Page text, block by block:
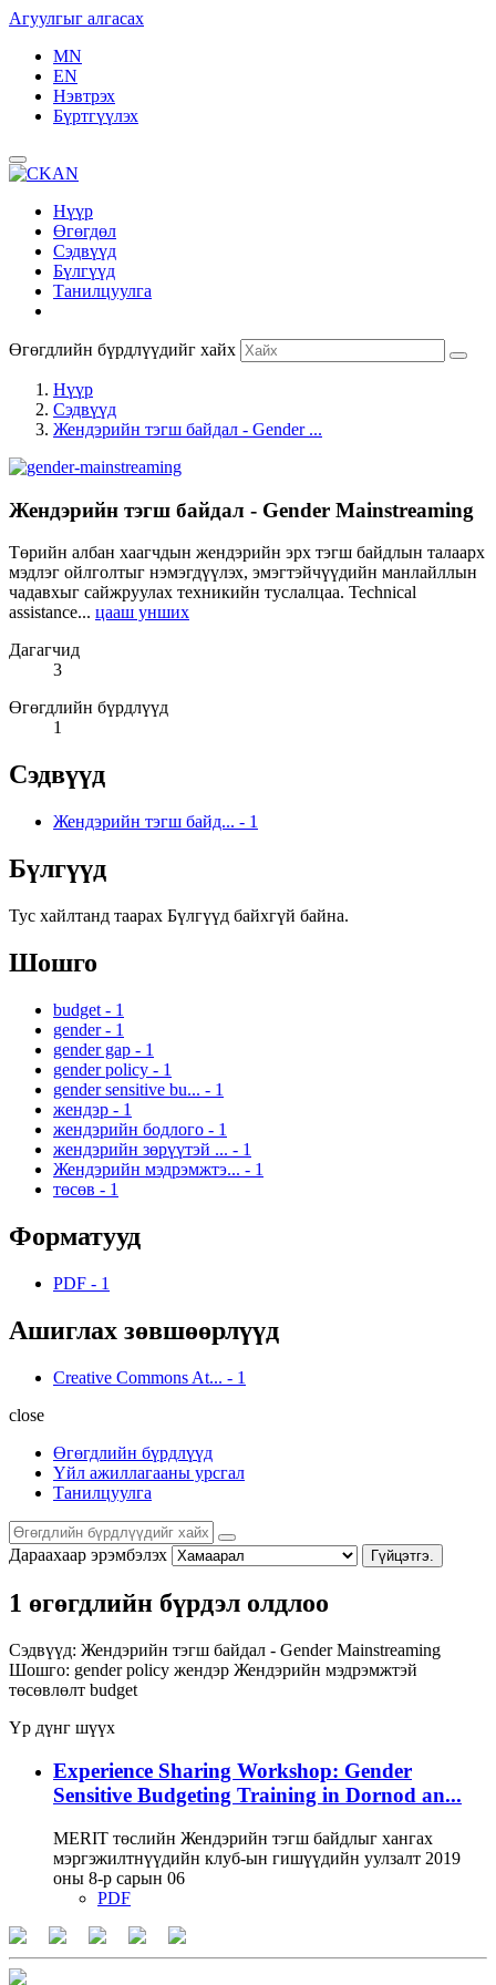
Агуулгыг алгасах
MN
EN
Нэвтрэх
Бүртгүүлэх
Нүүр
Өгөгдөл
Сэдвүүд
Бүлгүүд
Танилцуулга
Өгөгдлийн бүрдлүүдийг хайх
Нүүр
Сэдвүүд
Жендэрийн тэгш байдал - Gender ...
Жендэрийн тэгш байдал - Gender Mainstreaming
Төрийн албан хаагчдын жендэрийн эрх тэгш байдлын талаарх
мэдлэг ойлголтыг нэмэгдүүлэх, эмэгтэйчүүдийн манлайллын
чадавхыг сайжруулах техникийн туслалцаа. Technical
assistance... цааш унших
Дагагчид
3
Өгөгдлийн бүрдлүүд
1
Сэдвүүд
Жендэрийн тэгш байд... - 1
Бүлгүүд
Тус хайлтанд таарах Бүлгүүд байхгүй байна.
Шошго
budget - 1
gender - 1
gender gap - 1
gender policy - 1
gender sensitive bu... - 1
жендэр - 1
жендэрийн бодлого - 1
жендэрийн зөрүүтэй ... - 1
Жендэрийн мэдрэмжтэ... - 1
төсөв - 1
Форматууд
PDF - 1
Ашиглах зөвшөөрлүүд
Creative Commons At... - 1
close
Өгөгдлийн бүрдлүүд
Үйл ажиллагааны урсгал
Танилцуулга
Дараахаар эрэмбэлэх Гүйцэтгэ.
1 өгөгдлийн бүрдэл олдлоо
Сэдвүүд: Жендэрийн тэгш байдал - Gender Mainstreaming
Шошго: gender policy жендэр Жендэрийн мэдрэмжтэй
төсөвлөлт budget
Үр дүнг шүүх
Experience Sharing Workshop: Gender
Sensitive Budgeting Training in Dornod an...
MERIT төслийн Жендэрийн тэгш байдлыг хангах
мэргэжилтнүүдийн клуб-ын гишүүдийн уулзалт 2019
оны 8-р сарын 06
PDF